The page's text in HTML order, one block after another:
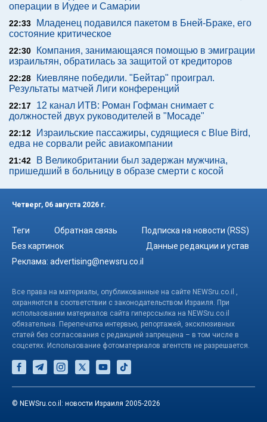
операции в Иудее и Самарии
22:33
Младенец подавился пакетом в Бней-Браке, его
состояние критическое
22:30
Компания, занимающаяся помощью в эмиграции
израильтян, обратилась за защитой от кредиторов
22:28
Киевляне победили. "Бейтар" проиграл.
Результаты матчей Лиги конференций
22:17
12 канал ИТВ: Роман Гофман снимает с
должностей двух руководителей в "Мосаде"
22:12
Израильские пассажиры, судящиеся с Blue Bird,
едва не сорвали рейс авиакомпании
21:42
В Великобритании был задержан мужчина,
пришедший в больницу в образе смерти с косой
Четверг, 06 августа 2026 г.
Теги Обратная связь
Подписка на новости (RSS)
Без картинок
Данные редакции и устав
Реклама: advertising@newsru.co.il
Все права на материалы, опубликованные на сайте NEWSru.co.il ,
охраняются в соответствии с законодательством Израиля. При
использовании материалов сайта гиперссылка на NEWSru.co.il
обязательна. Перепечатка интервью, репортажей, эксклюзивных
статей без согласования с редакцией запрещена – в том числе в
соцсетях. Использование фотоматериалов агентств не разрешается.
© NEWSru.co.il: новости Израиля 2005-2026